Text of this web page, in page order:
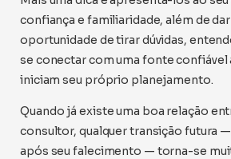
confiança e familiaridade, além de dar
oportunidade de tirar dúvidas,
se conectar com uma fonte confiável
iniciam seu próprio planejamento.
Quando já existe uma boa relação
consultor, qualquer transição futura
após seu falecimento — torna-se